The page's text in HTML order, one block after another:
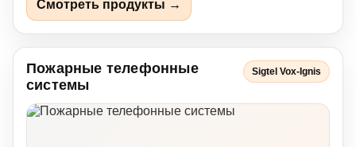
Смотреть продукты →
Пожарные телефонные
системы
Sigtel Vox-Ignis